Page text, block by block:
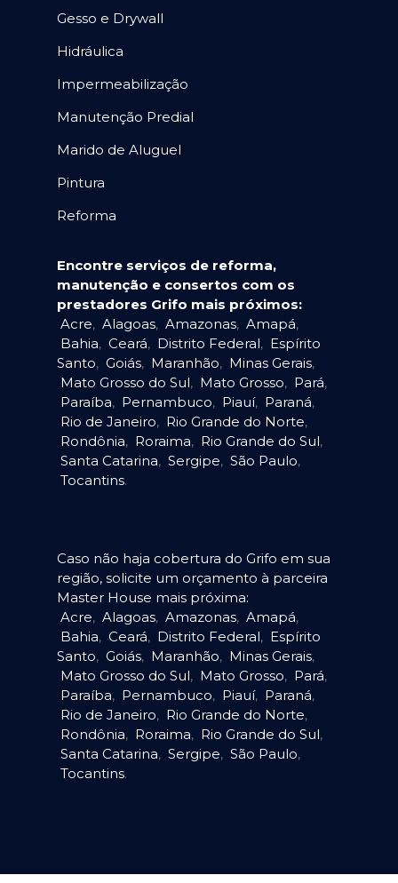
Gesso e Drywall
Hidráulica
Impermeabilização
Manutenção Predial
Marido de Aluguel
Pintura
Reforma
Encontre serviços de reforma,
manutenção e consertos com os
prestadores Grifo mais próximos:
Acre, Alagoas, Amazonas, Amapá,
Bahia, Ceará, Distrito Federal, Espírito
Santo, Goiás, Maranhão, Minas Gerais,
Mato Grosso do Sul, Mato Grosso, Pará,
Paraíba, Pernambuco, Piauí, Paraná,
Rio de Janeiro, Rio Grande do Norte,
Rondônia, Roraima, Rio Grande do Sul,
Santa Catarina, Sergipe, São Paulo,
Tocantins.
Caso não haja cobertura do Grifo em sua
região, solicite um orçamento à parceira
Master House mais próxima:
Acre, Alagoas, Amazonas, Amapá,
Bahia, Ceará, Distrito Federal, Espírito
Santo, Goiás, Maranhão, Minas Gerais,
Mato Grosso do Sul, Mato Grosso, Pará,
Paraíba, Pernambuco, Piauí, Paraná,
Rio de Janeiro, Rio Grande do Norte,
Rondônia, Roraima, Rio Grande do Sul,
Santa Catarina, Sergipe, São Paulo,
Tocantins.